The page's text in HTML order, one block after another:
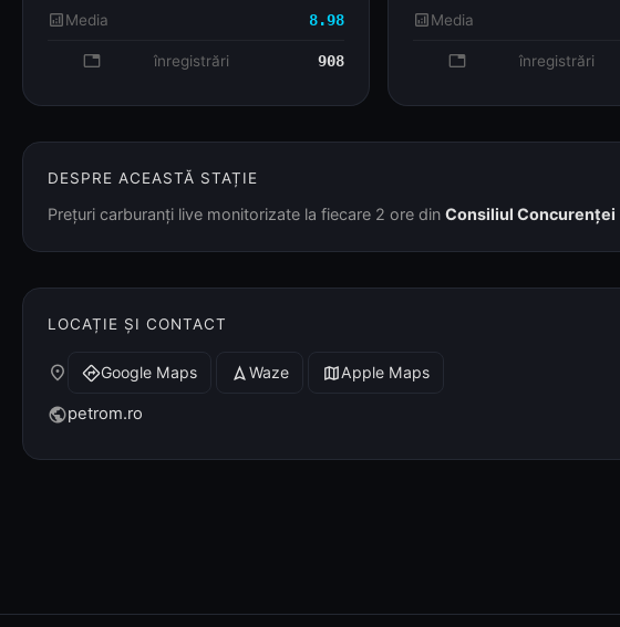
analyticsMedia 8.98
database înregistrări 908
analyticsMedia
database înregistrări
DESPRE ACEASTĂ STAȚIE
Prețuri carburanți live monitorizate la fiecare 2 ore din Consiliul Concurenței
LOCAȚIE ȘI CONTACT
place directionsGoogle Maps navigation Waze mapApple Maps
publicpetrom.ro